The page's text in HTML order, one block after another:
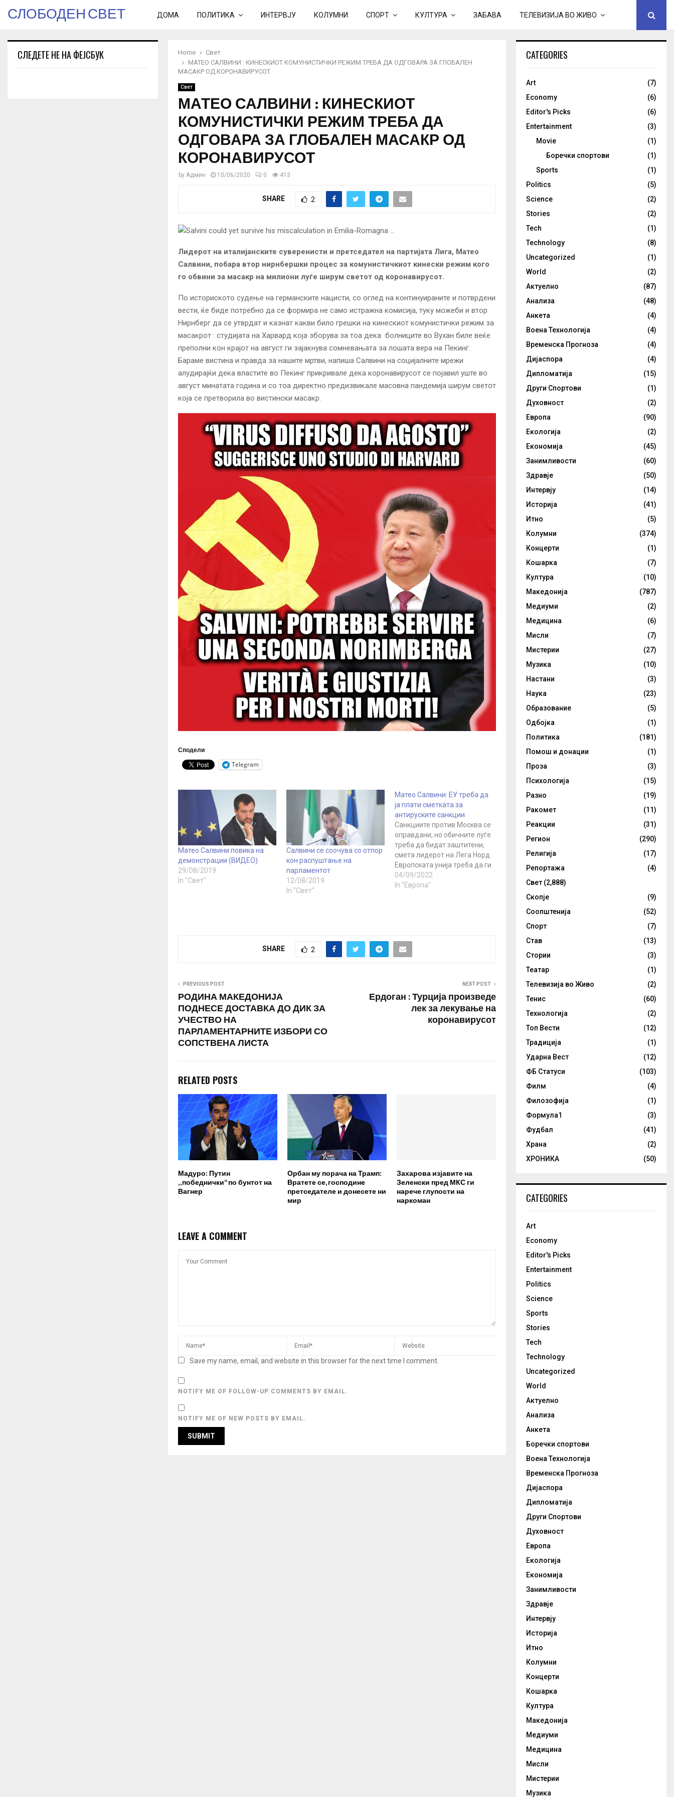
СЛОБОДЕН СВЕТ ДОМА ПОЛИТИКА ИНТЕРВЈУ КОЛУМНИ СПОРТ КУЛТУРА ЗАБАВА ТЕЛЕВИЗИЈА ВО ЖИВО
Home
Свет
МАТЕО САЛВИНИ : КИНЕСКИОТ КОМУНИСТИЧКИ РЕЖИМ ТРЕБА ДА ОДГОВАРА ЗА ГЛОБАЛЕН
МАСАКР ОД КОРОНАВИРУСОТ
Свет
МАТЕО САЛВИНИ : КИНЕСКИОТ
КОМУНИСТИЧКИ РЕЖИМ ТРЕБА ДА
ОДГОВАРА ЗА ГЛОБАЛЕН МАСАКР ОД
КОРОНАВИРУСОТ
by Админ 10/06/2020 0 413
SHARE 2
Лидерот на италијанските суверенисти и претседател на партијата Лига, Матео
Салвини, побара втор нирнбершки процес за комунистичкиот кинески режим кого
го обвини за масакр на милиони луѓе ширум светот од коронавирусот.
По историското судење на германските нацисти, со оглед на континуираните и потврдени
вести, ќе биде потребно да се формира не само истражна комисија, туку можеби и втор
Нирнберг да се утврдат и казнат какви било грешки на кинескиот комунистички режим за
масакрот : студијата на Харвард која зборува за тоа дека болниците во Вухан биле веќе
преполни кон крајот на август ги зајакнува сомневањата за лошата вера на Пекинг.
Бараме вистина и правда за нашите мртви, напиша Салвини на социјалните мрежи
алудирајќи дека властите во Пекинг прикривале дека коронавирусот се појавил уште во
август минатата година и со тоа директно предизвикале масовна пандемија ширум светот
која се претворила во вистински масакр.
Сподели
Telegram
Матео Салвини повика на
демонстрации (ВИДЕО)
29/08/2019
In "Свет"
Салвини се соочува со отпор
кон распуштање на
парламентот
12/08/2019
In "Свет"
Матео Салвини: ЕУ треба да
ја плати сметката за
антируските санкции
Санкциите против Москва се
оправдани, но обичните луѓе
треба да бидат заштитени,
смета лидерот на Лега Норд
Европската унија треба да ги
компензира своите граѓани
за „енергетската пандемија“
на Италија, Матео Салвини.
Говорејќи за радиото РТЛ,…
04/09/2022
In "Европа"
SHARE 2
PREVIOUS POST
РОДИНА МАКЕДОНИЈА
ПОДНЕСЕ ДОСТАВКА ДО ДИК ЗА
УЧЕСТВО НА
ПАРЛАМЕНТАРНИТЕ ИЗБОРИ СО
СОПСТВЕНА ЛИСТА
NEXT POST
Ердоган : Турција произведе
лек за лекување на
коронавирусот
RELATED POSTS
Мадуро: Путин
„победнички“ по бунтот на
Вагнер
Орбан му порача на Трамп:
Вратете се, господине
претседателе и донесете ни
мир
Захарова изјавите на
Зеленски пред МКС ги
нарече глупости на
наркоман
LEAVE A COMMENT
Save my name, email, and website in this browser for the next time I comment.
NOTIFY ME OF FOLLOW-UP COMMENTS BY EMAIL.
NOTIFY ME OF NEW POSTS BY EMAIL.
СЛЕДЕТЕ НЕ НА ФЕЈСБУК CATEGORIES
Art
(7)
Economy
(6)
Editor's Picks
(6)
Entertainment
(3)
Movie
(1)
Боречки спортови
(1)
Sports
(1)
Politics
(5)
Science
(2)
Stories
(2)
Tech
(1)
Technology
(8)
Uncategorized
(1)
World
(2)
Актуелно
(87)
Анализа
(48)
Анкета
(4)
Воена Технологија
(4)
Временска Прогноза
(4)
Дијаспора
(4)
Дипломатија
(15)
Други Спортови
(1)
Духовност
(2)
Европа
(90)
Екологија
(2)
Економија
(45)
Занимливости
(60)
Здравје
(50)
Интервју
(14)
Историја
(41)
Итно
(5)
Колумни
(374)
Концерти
(1)
Кошарка
(7)
Култура
(10)
Македонија
(787)
Медиуми
(2)
Медицина
(6)
Мисли
(7)
Мистерии
(27)
Музика
(10)
Настани
(3)
Наука
(23)
Образование
(5)
Одбојка
(1)
Политика
(181)
Помош и донации
(1)
Проза
(3)
Психологија
(15)
Разно
(19)
Ракомет
(11)
Реакции
(31)
Регион
(290)
Религија
(17)
Репортажа
(4)
Свет (2,888)
Скопје
(9)
Соопштенија
(52)
Спорт
(7)
Став
(13)
Стории
(3)
Театар
(1)
Телевизија во Живо
(2)
Тенис
(60)
Технологија
(2)
Топ Вести
(12)
Традиција
(1)
Ударна Вест
(12)
ФБ Статуси
(103)
Филм
(4)
Филозофија
(1)
Формула1
(3)
Фудбал
(41)
Храна
(2)
ХРОНИКА
(50)
CATEGORIES
Art
Economy
Editor's Picks
Entertainment
Politics
Science
Sports
Stories
Tech
Technology
Uncategorized
World
Актуелно
Анализа
Анкета
Боречки спортови
Воена Технологија
Временска Прогноза
Дијаспора
Дипломатија
Други Спортови
Духовност
Европа
Екологија
Економија
Занимливости
Здравје
Интервју
Историја
Итно
Колумни
Концерти
Кошарка
Култура
Македонија
Медиуми
Медицина
Мисли
Мистерии
Музика